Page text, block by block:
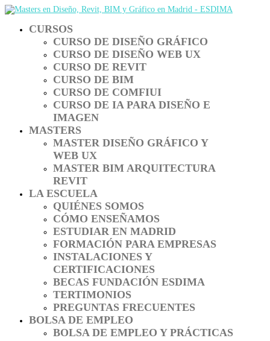
CURSOS
CURSO DE DISEÑO GRÁFICO
CURSO DE DISEÑO WEB UX
CURSO DE REVIT
CURSO DE BIM
CURSO DE COMFIUI
CURSO DE IA PARA DISEÑO E
IMAGEN
MASTERS
MASTER DISEÑO GRÁFICO Y
WEB UX
MASTER BIM ARQUITECTURA
REVIT
LA ESCUELA
QUIÉNES SOMOS
CÓMO ENSEÑAMOS
ESTUDIAR EN MADRID
FORMACIÓN PARA EMPRESAS
INSTALACIONES Y
CERTIFICACIONES
BECAS FUNDACIÓN ESDIMA
TERTIMONIOS
PREGUNTAS FRECUENTES
BOLSA DE EMPLEO
BOLSA DE EMPLEO Y PRÁCTICAS